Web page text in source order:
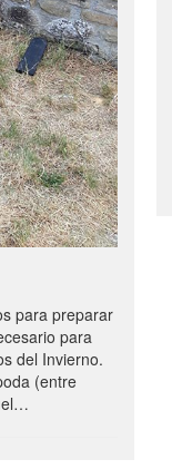
para preparar
para
del Invierno.
(entre